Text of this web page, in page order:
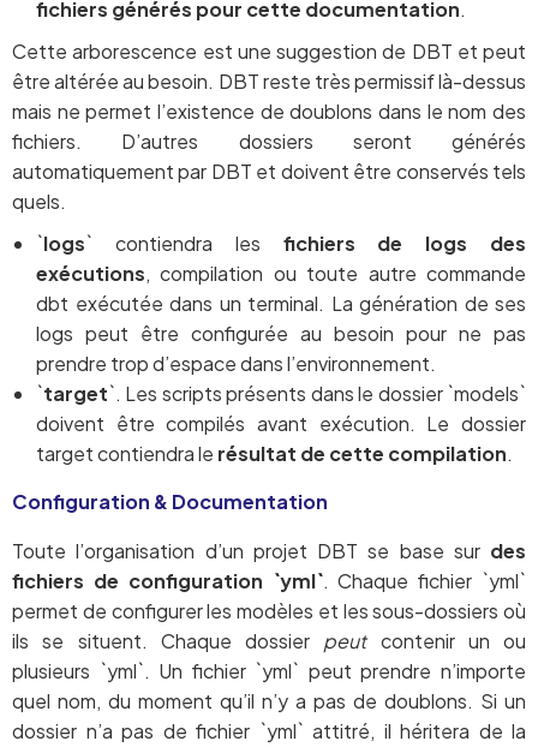
fichiers générés pour cette documentation.
Cette arborescence est une suggestion de DBT et peut
être altérée au besoin. DBT reste très permissif là-dessus
mais ne permet l’existence de doublons dans le nom des
fichiers. D’autres dossiers seront générés
automatiquement par DBT et doivent être conservés tels
quels.
`logs` contiendra les fichiers de logs des
exécutions, compilation ou toute autre commande
dbt exécutée dans un terminal. La génération de ses
logs peut être configurée au besoin pour ne pas
prendre trop d’espace dans l’environnement.
`target`. Les scripts présents dans le dossier `models`
doivent être compilés avant exécution. Le dossier
target contiendra le résultat de cette compilation.
Configuration & Documentation
Toute l’organisation d’un projet DBT se base sur des
fichiers de configuration `yml`. Chaque fichier `yml`
permet de configurer les modèles et les sous-dossiers où
ils se situent. Chaque dossier peutcontenir un ou
plusieurs `yml`. Un fichier `yml` peut prendre n’importe
quel nom, du moment qu’il n’y a pas de doublons. Si un
dossier n’a pas de fichier `yml` attitré, il héritera de la